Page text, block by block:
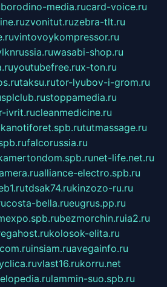
borodino-media.rucard-voice.ru
zvonitut.ruzebra-tlt.ru
vintovoykompressor.ru
wasabi-shop.ru
youtubefree.rux-ton.ru
taksu.rutor-lyubov-i-grom.ru
splclub.rustoppamedia.ru
ivrit.rucleanmedicine.ru
kanotiforet.spb.rututmassage.ru
falcorussia.ru
net-life.net.ru
alliance-electro.spb.ru
tdsak74.rukinzozo-ru.ru
costa-bella.rueugrus.pp.ru
bezmorchin.ruia2.ru
kolosok-elita.ru
insiam.ruavegainfo.ru
vlast16.rukorru.net
lammin-suo.spb.ru